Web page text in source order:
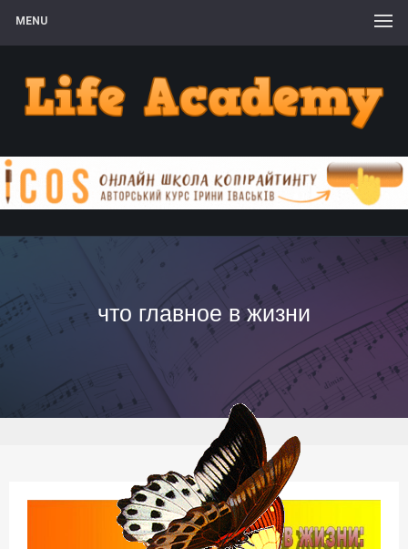
MENU
что главное в жизни